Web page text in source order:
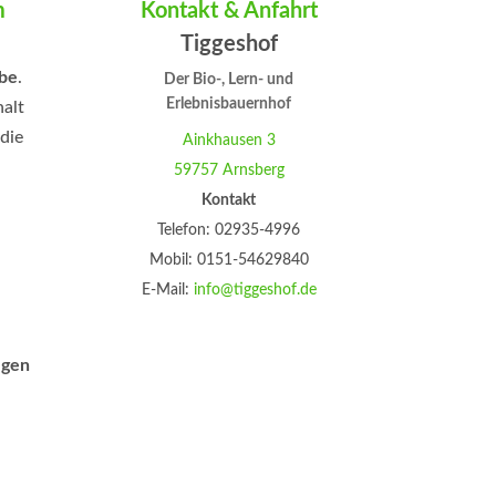
.
Kontakt & Anfahrt
Tiggeshof
Der Bio-, Lern- und
Erlebnisbauernhof
Ainkhausen 3
59757 Arnsberg
Kontakt
Telefon: 02935-4996
Mobil: 0151-54629840
E-Mail: info@tiggeshof.de